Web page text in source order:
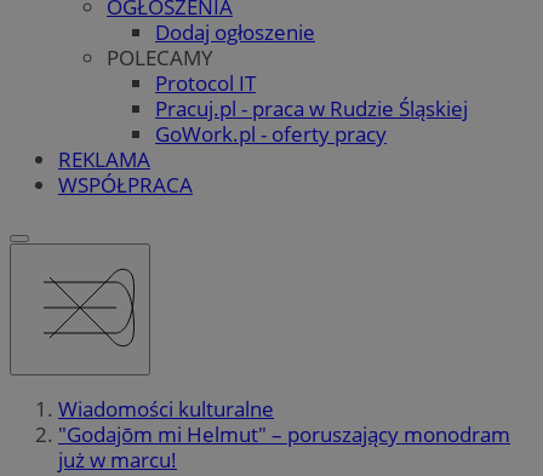
OGŁOSZENIA
Dodaj ogłoszenie
POLECAMY
Protocol IT
Pracuj.pl - praca w Rudzie Śląskiej
GoWork.pl - oferty pracy
REKLAMA
WSPÓŁPRACA
Wiadomości kulturalne
"Godajōm mi Helmut" – poruszający monodram
już w marcu!